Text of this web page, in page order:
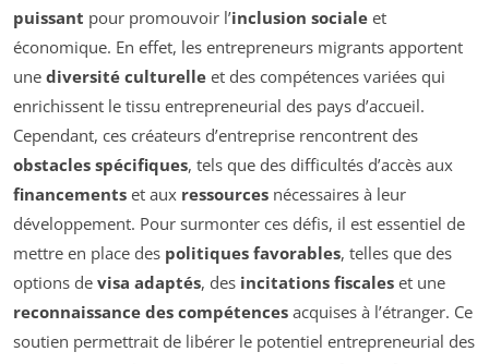
puissant pour promouvoir l’inclusion sociale et
économique. En effet, les entrepreneurs migrants apportent
une diversité culturelle et des compétences variées qui
enrichissent le tissu entrepreneurial des pays d’accueil.
Cependant, ces créateurs d’entreprise rencontrent des
obstacles spécifiques, tels que des difficultés d’accès aux
financements et aux ressources nécessaires à leur
développement. Pour surmonter ces défis, il est essentiel de
mettre en place des politiques favorables, telles que des
options de visa adaptés, des incitations fiscales et une
reconnaissance des compétences acquises à l’étranger. Ce
soutien permettrait de libérer le potentiel entrepreneurial des